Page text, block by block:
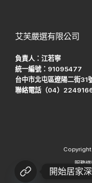
艾芙嚴選有限公司
負責人：江若寧
統一編號：91095477
台中市北屯區遼陽二街31
聯絡電話（04）
服務
開始居家